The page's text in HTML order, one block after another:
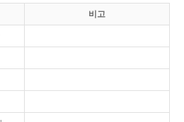
비고